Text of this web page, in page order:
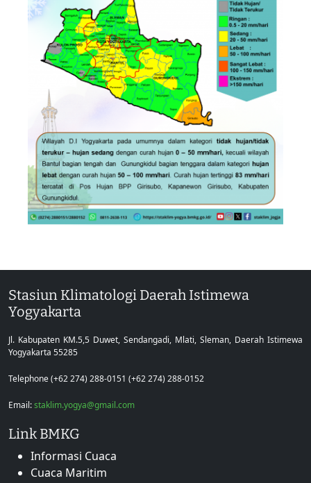
Stasiun Klimatologi Daerah Istimewa
Yogyakarta
Jl. Kabupaten KM.5,5 Duwet, Sendangadi, Mlati, Sleman, Daerah Istimewa
Yogyakarta 55285
Telephone (+62 274) 288-0151 (+62 274) 288-0152
Email:staklim.yogya@gmail.com
Link BMKG
Informasi Cuaca
Cuaca Maritim